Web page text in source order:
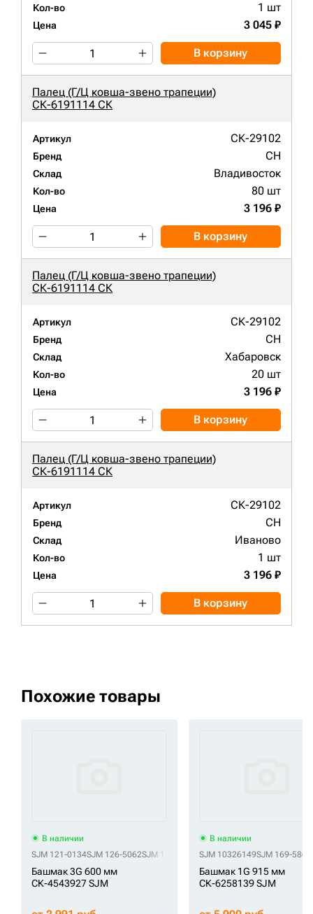
Кол-во 1 шт
Цена 3 045 ₽
В корзину
Палец (Г/Ц ковша-звено трапеции)
СК-6191114 СК
Артикул СК-29102
Бренд CH
Склад Владивосток
Кол-во 80 шт
Цена 3 196 ₽
В корзину
Палец (Г/Ц ковша-звено трапеции)
СК-6191114 СК
Артикул СК-29102
Бренд CH
Склад Хабаровск
Кол-во 20 шт
Цена 3 196 ₽
В корзину
Палец (Г/Ц ковша-звено трапеции)
СК-6191114 СК
Артикул СК-29102
Бренд CH
Склад Иваново
Кол-во 1 шт
Цена 3 196 ₽
В корзину
Похожие товары
В наличии
SJM 121-0134SJM 126-5062SJM 159404A1SJM 161298A1SJM
Башмак 3G 600 мм
СК-4543927 SJM
В наличии
SJM 10326149SJM 169-5868
Башмак 1G 915 мм
СК-6258139 SJM